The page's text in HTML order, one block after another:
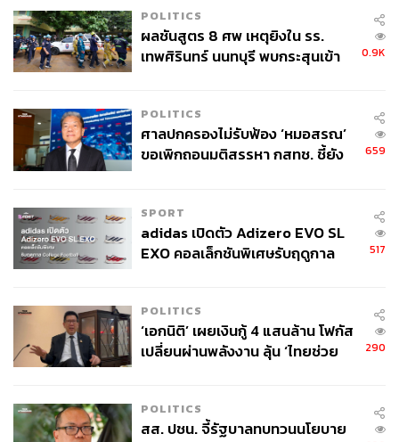
POLITICS
ผลชันสูตร 8 ศพ เหตุยิงใน รร.
เทพศิรินทร์ นนทบุรี พบกระสุนเข้า
0.9K
POLITICS
ศาลปกครองไม่รับฟ้อง ‘หมอสรณ’
ขอเพิกถอนมติสรรหา กสทช. ชี้ยัง
659
SPORT
adidas เปิดตัว Adizero EVO SL
EXO คอลเล็กชันพิเศษรับฤดูกาล
517
POLITICS
‘เอกนิติ’ เผยเงินกู้ 4 แสนล้าน โฟกัส
เปลี่ยนผ่านพลังงาน ลุ้น ‘ไทยช่วย
290
POLITICS
สส. ปชน. จี้รัฐบาลทบทวนนโยบาย